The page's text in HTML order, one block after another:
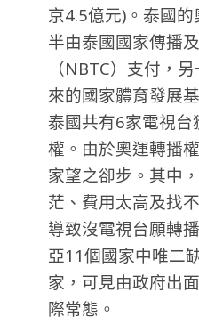
京4.5億元)。 泰國的
半由泰國國家傳播
（NBTC）支付，
來的國家體育發展
泰國共有6家電視
權。由於奧運轉播
家望之卻步。其中
茫、費用太高及找
導致沒電視台願轉
亞11個國家中唯二
家，可見由政府出
際常態。